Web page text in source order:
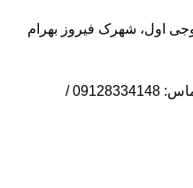
خروجی اول، شهرک فیروز بهرام
محل بازدید از گاوصندوق ها / تلفن تماس: 09128334148 /